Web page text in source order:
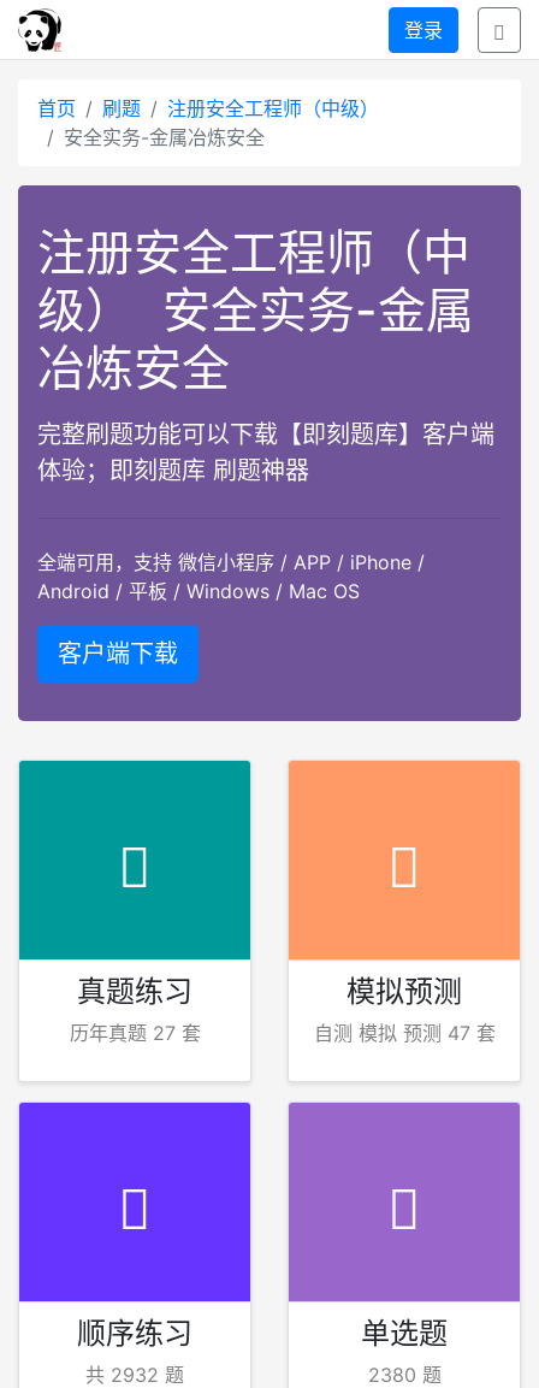
登录
首页 刷题
注册安全工程师（中级）
安全实务-金属冶炼安全
注册安全工程师（中
级）
安全实务-金属
冶炼安全
完整刷题功能可以下载【即刻题库】客户端
体验；即刻题库 刷题神器
全端可用，支持 微信小程序 / APP / iPhone /
Android / 平板 / Windows / Mac OS
客户端下载
真题练习
历年真题 27 套
模拟预测
自测 模拟 预测 47 套
顺序练习
共 2932 题
单选题
2380 题